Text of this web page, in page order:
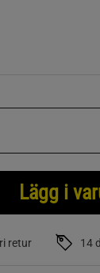
Lägg i
retur 14